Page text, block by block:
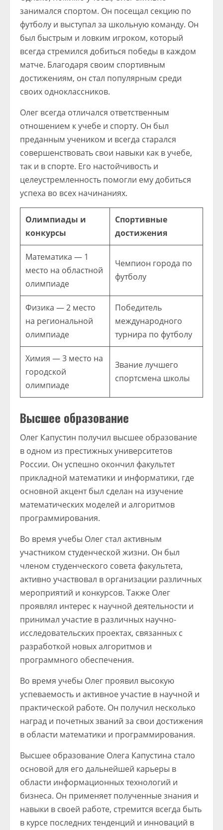
занимался спортом. Он посещал секцию по
футболу и выступал за школьную команду. Он
был быстрым и ловким игроком, который
всегда стремился добиться победы в каждом
матче. Благодаря своим спортивным
достижениям, он стал популярным среди
своих одноклассников.
Олег всегда отличался ответственным
отношением к учебе и спорту. Он был
преданным учеником и всегда старался
совершенствовать свои навыки как в учебе,
так и в спорте. Его настойчивость и
целеустремленность помогли ему добиться
успеха во всех начинаниях.
Олимпиады и
конкурсы
Спортивные
достижения
Математика — 1
место на областной
олимпиаде
Чемпион города по
футболу
Физика — 2 место
на региональной
олимпиаде
Победитель
международного
турнира по футболу
Химия — 3 место на
городской
олимпиаде
Звание лучшего
спортсмена школы
Высшее образование
Олег Капустин получил высшее образование
в одном из престижных университетов
России. Он успешно окончил факультет
прикладной математики и информатики, где
основной акцент был сделан на изучение
математических моделей и алгоритмов
программирования.
Во время учебы Олег стал активным
участником студенческой жизни. Он был
членом студенческого совета факультета,
активно участвовал в организации различных
мероприятий и конкурсов. Также Олег
проявлял интерес к научной деятельности и
принимал участие в различных научно-
исследовательских проектах, связанных с
разработкой новых алгоритмов и
программного обеспечения.
Во время учебы Олег проявил высокую
успеваемость и активное участие в научной и
практической работе. Он получил несколько
наград и почетных званий за свои достижения
в области математики и программирования.
Высшее образование Олега Капустина стало
основой для его дальнейшей карьеры в
области информационных технологий и
бизнеса. Он применяет полученные знания и
навыки в своей работе, стремится всегда быть
в курсе последних тенденций и инноваций в